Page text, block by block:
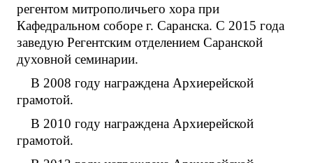
регентом митрополичьего хора при
Кафедральном соборе г. Саранска. С 2015 года
заведую Регентским отделением Саранской
духовной семинарии.
В 2008 году награждена Архиерейской
грамотой.
В 2010 году награждена Архиерейской
грамотой.